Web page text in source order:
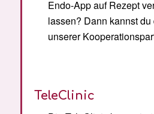
Endo-App auf Rezept
lassen? Dann kannst
unserer
TeleClinic